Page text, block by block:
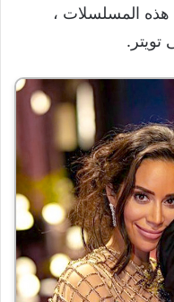
هذه المسلسلات ،
تويتر.